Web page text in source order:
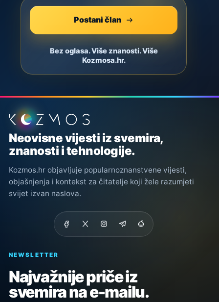
Postani član
Bez oglasa. Više znanosti. Više
Kozmosa.hr.
Podnožje stranice
Neovisne vijesti iz svemira,
znanosti i tehnologije.
Kozmos.hr objavljuje popularnoznanstvene vijesti,
objašnjenja i kontekst za čitatelje koji žele razumjeti
svijet izvan naslova.
NEWSLETTER
Najvažnije priče iz
svemira na e-mailu.